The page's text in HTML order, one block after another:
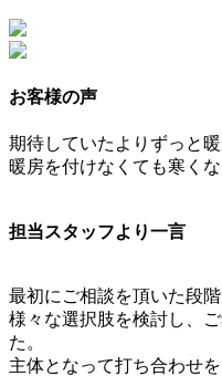
お客様の声
期待していたよりずっと暖
暖房を付けなくても寒くな
担当スタッフより一言
最初にご相談を頂いた段
様々な選択肢を検討し、
た。
主体となって打ち合わせ